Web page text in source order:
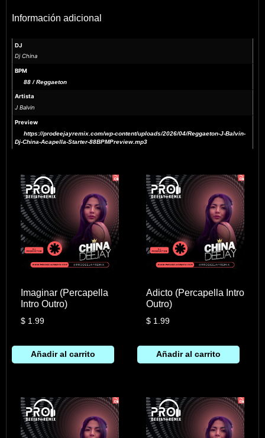
Información adicional
DJ
Dj China
BPM
88 / Reggaeton
Artista
J Balvin
Preview
https://prodeejayremix.com/wp-content/uploads/2026/04/Reggaeton-J-Balvin-
Dj-China-Acapella-Starter-88BPMPreview.mp3
Imaginar (Percapella
Intro Outro)
$1.99
Añadir al carrito
Adicto (Percapella Intro
Outro)
$ 1.99
Añadir al carrito